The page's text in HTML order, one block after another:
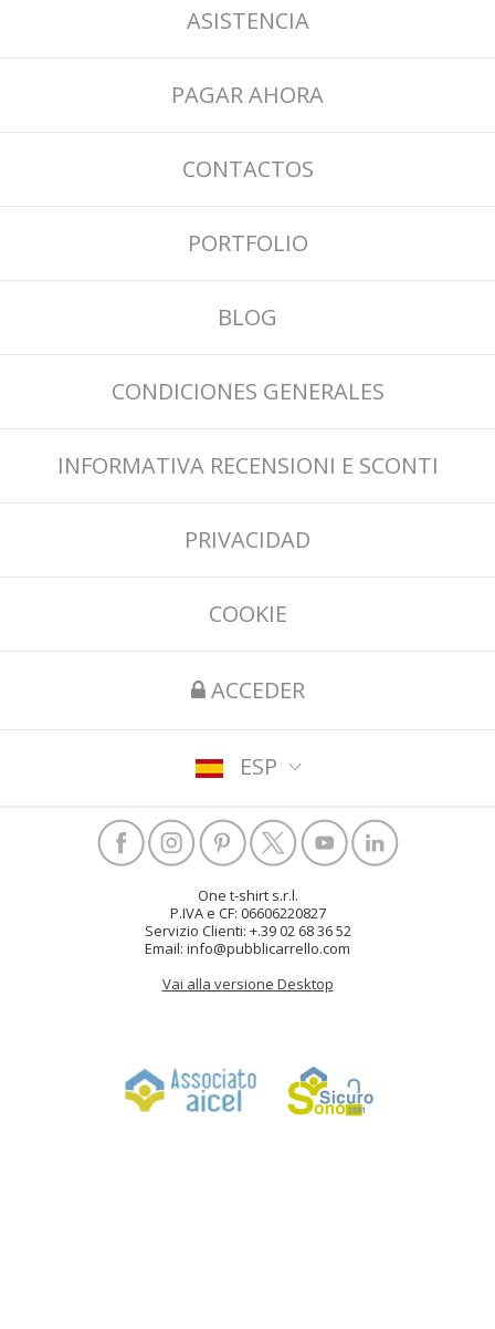
ASISTENCIA
PAGAR AHORA
CONTACTOS
PORTFOLIO
BLOG
CONDICIONES GENERALES
INFORMATIVA RECENSIONI E SCONTI
PRIVACIDAD
COOKIE
ACCEDER
ESP
One t-shirt s.r.l.
P.IVA e CF: 06606220827
Servizio Clienti: +.39 02 68 36 52
Email: info@pubblicarrello.com
Vai alla versione Desktop